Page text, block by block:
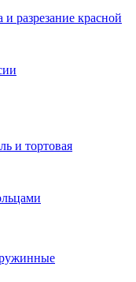
разрезание красной
и тортовая